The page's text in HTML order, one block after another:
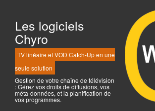
Les logiciels
Chyro
TV linéaire et VOD Catch-Up en une
seule solution
Gestion de votre chaîne de télévision
: Gérez vos droits de diffusions, vos
méta-données, et la planification de
vos programmes.